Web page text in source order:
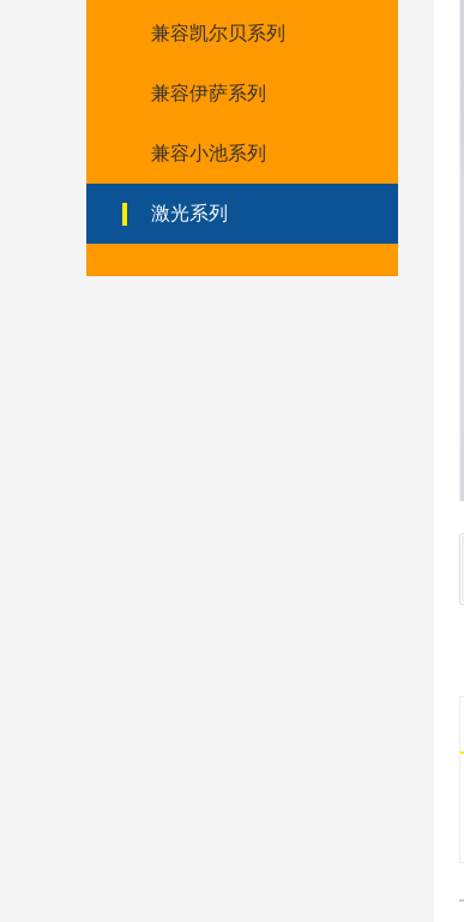
兼容凯尔贝系列
兼容伊萨系列
兼容小池系列
激光系列